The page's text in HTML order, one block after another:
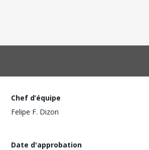
Chef d’équipe
Felipe F. Dizon
Date d'approbation